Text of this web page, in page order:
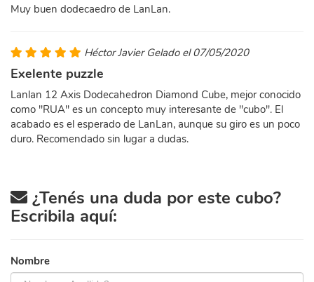
Muy buen dodecaedro de LanLan.
Héctor Javier Gelado el 07/05/2020
Exelente puzzle
Lanlan 12 Axis Dodecahedron Diamond Cube, mejor conocido
como "RUA" es un concepto muy interesante de "cubo". El
acabado es el esperado de LanLan, aunque su giro es un poco
duro. Recomendado sin lugar a dudas.
¿Tenés una duda por este cubo?
Escribila aquí:
Nombre